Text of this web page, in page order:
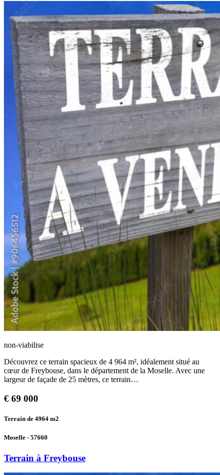
non-viabilise
Découvrez ce terrain spacieux de 4 964 m², idéalement situé au
cœur de Freybouse, dans le département de la Moselle. Avec une
largeur de façade de 25 mètres, ce terrain…
€ 69 000
Terrain de 4964 m2
Moselle - 57660
Terrain à Freybouse